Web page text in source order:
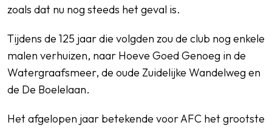
zoals dat nu nog steeds het geval is.
Tijdens de 125 jaar die volgden zou de club nog enkele
malen verhuizen, naar Hoeve Goed Genoeg in de
Watergraafsmeer, de oude Zuidelijke Wandelweg en
de De Boelelaan.
Het afgelopen jaar betekende voor AFC het grootste